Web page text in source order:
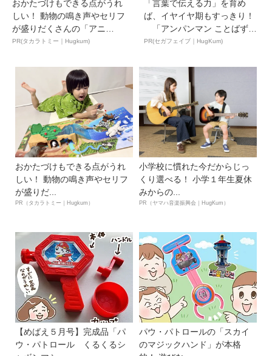
おかたづけもできる点がうれ
しい！ 動物の鳴き声やセリフ
が盛りだくさんの「アニ
ア ...
PR(タカラトミー｜Hugkum)
「言葉で伝える力」を育め
ば、イヤイヤ期もすっきり！
「アンパンマン ことばずか
ん...
PR(セガフェイブ｜HugKum)
おかたづけもできる点がうれ
しい！ 動物の鳴き声やセリフ
が盛りだ...
PR（タカラトミー｜Hugkum）
小学校に慣れた今だからじっ
くり選べる！ 小学１年生夏休
みからの...
PR（ヤマハ音楽振興会｜HugKum）
【めばえ５月号】完成品「パ
ウ・パトロール くるくるシ
パウ・パトロールの「スカイ
のマジックハンド」が本格